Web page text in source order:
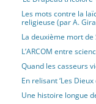
Les mots contre la
religieuse (par A.
La deuxième mort de
L’ARCOM entre
Quand les casseurs
En relisant ‘Les
Une histoire longue